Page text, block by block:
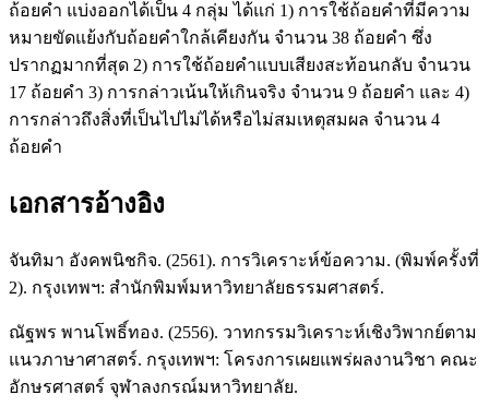
ถ้อยคำ แบ่งออกได้เป็น 4 กลุ่ม ได้แก่ 1) การใช้ถ้อยคำที่มีความ
หมายขัดแย้งกับถ้อยคำใกล้เคียงกัน จำนวน 38 ถ้อยคำ ซึ่ง
ปรากฏมากที่สุด 2) การใช้ถ้อยคำแบบเสียงสะท้อนกลับ จำนวน
17 ถ้อยคำ 3) การกล่าวเน้นให้เกินจริง จำนวน 9 ถ้อยคำ และ 4)
การกล่าวถึงสิ่งที่เป็นไปไม่ได้หรือไม่สมเหตุสมผล จำนวน 4
ถ้อยคำ
เอกสารอ้างอิง
จันทิมา อังคพนิชกิจ. (2561). การวิเคราะห์ข้อความ. (พิมพ์ครั้งที่
2). กรุงเทพฯ: สำนักพิมพ์มหาวิทยาลัยธรรมศาสตร์.
ณัฐพร พานโพธิ์ทอง. (2556). วาทกรรมวิเคราะห์เชิงวิพากย์ตาม
แนวภาษาศาสตร์. กรุงเทพฯ: โครงการเผยแพร่ผลงานวิชา คณะ
อักษรศาสตร์ จุฬาลงกรณ์มหาวิทยาลัย.